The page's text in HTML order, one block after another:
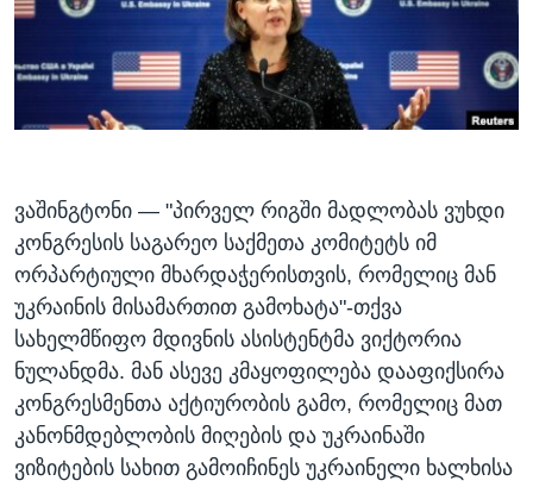
ᲡᲢᲣᲓᲘᲐ ᲕᲐᲨᲘᲜᲒᲢᲝᲜᲘ
ᲔᲙᲝᲜᲝᲛᲘᲙᲐ
ᲯᲐᲜᲛᲠᲗᲔᲚᲝᲑᲐ
ᲛᲔᲪᲜᲘᲔᲠᲔᲑᲐ
ᲒᲐᲚᲘᲚᲔᲝ
ᲓᲔᲖᲘᲜᲤᲝᲠᲛᲐᲪᲘᲐ
ᲗᲕᲐᲚᲘ ᲒᲕᲐᲓᲔᲕᲜᲔᲗ
ენები
ᲕᲐᲨᲘᲜᲒᲢᲝᲜᲘ — "პირველ რიგში მადლობას ვუხდი
კონგრესის საგარეო საქმეთა კომიტეტს იმ
ორპარტიული მხარდაჭერისთვის, რომელიც მან
უკრაინის მისამართით გამოხატა"-თქვა
სახელმწიფო მდივნის ასისტენტმა ვიქტორია
ნულანდმა. მან ასევე კმაყოფილება დააფიქსირა
კონგრესმენთა აქტიურობის გამო, რომელიც მათ
კანონმდებლობის მიღების და უკრაინაში
ვიზიტების სახით გამოიჩინეს უკრაინელი ხალხისა